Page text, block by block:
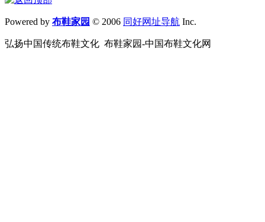
Powered by 布鞋家园 © 2006 同好网址导航 Inc.
弘扬中国传统布鞋文化 布鞋家园-中国布鞋文化网